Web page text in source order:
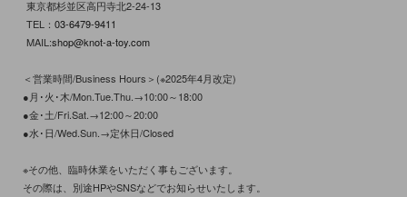
東京都杉並区高円寺北2-24-13
TEL： 03-6479-9411
MAIL:shop@knot-a-toy.com
＜営業時間/Business Hours＞(※2025年4月改定)
●月･火･木/Mon.Tue.Thu.→10:00～18:00
●金･土/Fri.Sat.→12:00～20:00
●水･日/Wed.Sun.→定休日/Closed
※その他、臨時休業をいただく事もございます。
その際は、別途HPやSNSなどでお知らせいたします。